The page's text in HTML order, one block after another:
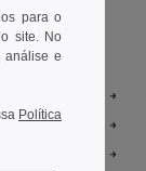
para o
site. No
análise e
Política